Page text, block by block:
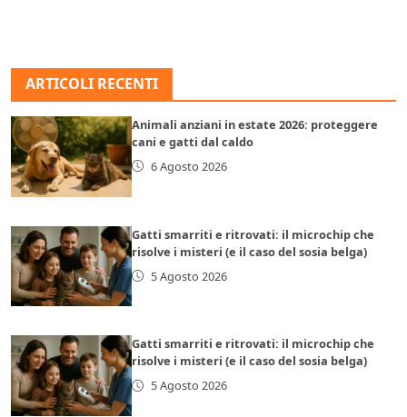
ARTICOLI RECENTI
Animali anziani in estate 2026: proteggere
cani e gatti dal caldo
6 Agosto 2026
Gatti smarriti e ritrovati: il microchip che
risolve i misteri (e il caso del sosia belga)
5 Agosto 2026
Gatti smarriti e ritrovati: il microchip che
risolve i misteri (e il caso del sosia belga)
5 Agosto 2026